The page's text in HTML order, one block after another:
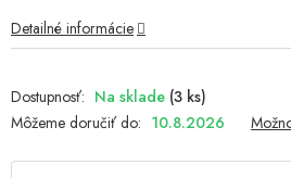
Na sklade (3 ks)
Môžeme doručiť do: 10.8.2026
Detailné informácie